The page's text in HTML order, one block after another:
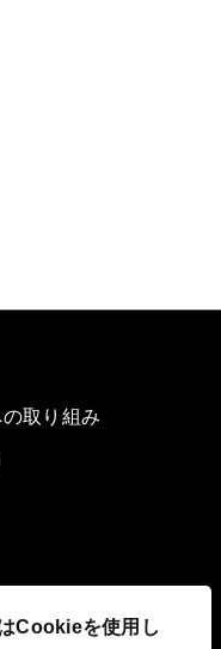
Cookieを使用し
取り組み